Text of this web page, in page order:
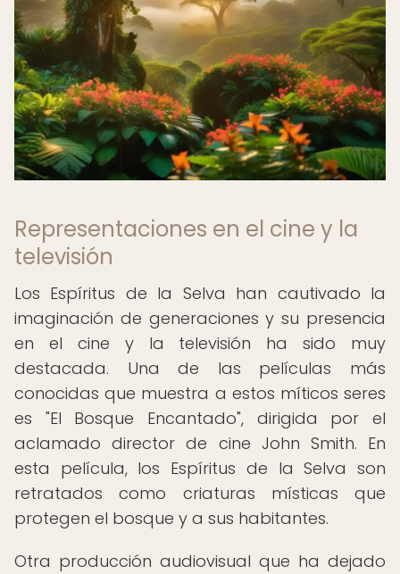
Representaciones en el cine y la
televisión
Los Espíritus de la Selva han cautivado la
imaginación de generaciones y su presencia
en el cine y la televisión ha sido muy
destacada. Una de las películas más
conocidas que muestra a estos míticos seres
es "El Bosque Encantado", dirigida por el
aclamado director de cine John Smith. En
esta película, los Espíritus de la Selva son
retratados como criaturas místicas que
protegen el bosque y a sus habitantes.
Otra producción audiovisual que ha dejado